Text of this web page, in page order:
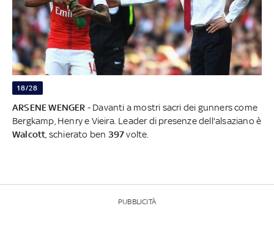
18/28
ARSENE WENGER - Davanti a mostri sacri dei gunners come
Bergkamp, Henry e Vieira. Leader di presenze dell'alsaziano è
Walcott, schierato ben 397volte.
PUBBLICITÀ